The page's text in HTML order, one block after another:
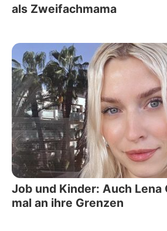
als Zweifachmama
Job und Kinder: Auch Lena
mal an ihre Grenzen